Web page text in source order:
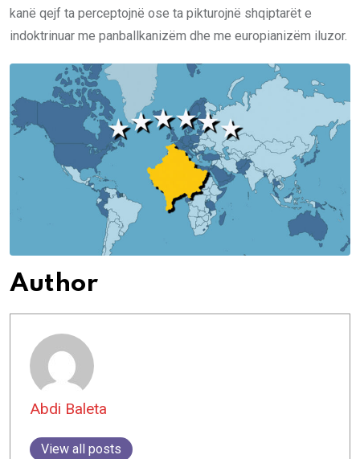
kanë qejf ta perceptojnë ose ta pikturojnë shqiptarët e
indoktrinuar me panballkanizëm dhe me europianizëm iluzor.
Author
Abdi Baleta
View all posts